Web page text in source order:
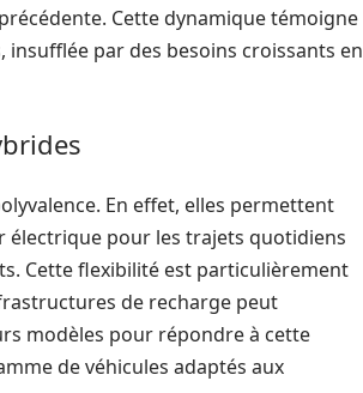
Cette dynamique témoigne
par des besoins croissants en
En effet, elles permettent
électrique pour les trajets quotidiens
Cette flexibilité est particulièrement
de recharge peut
modèles pour répondre à cette
de véhicules adaptés aux